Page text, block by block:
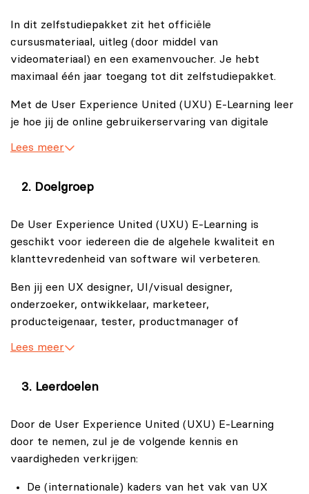
In dit zelfstudiepakket zit het officiële
cursusmateriaal, uitleg (door middel van
videomateriaal) en een examenvoucher. Je hebt
maximaal één jaar toegang tot dit zelfstudiepakket.
Met de User Experience United (UXU) E-Learning leer
je hoe jij de online gebruikerservaring van digitale
observeren en luisteren naar de doelgroep om deze
Daarnaast wordt er ingegaan op het vaststellen van de
doelen van jouw product of dienst. Met UX design leer
jouw merk als bij de behoeften van jouw doelgroep
past. Het videomateriaal van de User Experience
United (UXU) E-Learning is volledig Nederlands
Lees meer
Doelgroep
De User Experience United (UXU) E-Learning is
geschikt voor iedereen die de algehele kwaliteit en
klanttevredenheid van software wil verbeteren.
Ben jij een UX designer, UI/visual designer,
onderzoeker, ontwikkelaar, marketeer,
producteigenaar, tester, productmanager of
Lees meer
Leerdoelen
Door de User Experience United (UXU) E-Learning
door te nemen, zul je de volgende kennis en
vaardigheden verkrijgen:
De (internationale) kaders van het vak van UX